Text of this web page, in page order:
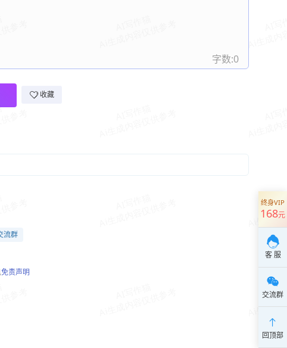
字数:0
收藏
流群
免责声明
终身VIP
168元
客 服
交流群
回顶部